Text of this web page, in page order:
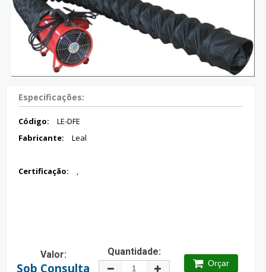
Especificações:
Código:
LE-DFE
Fabricante:
Leal
Certificação: ,
Valor:
Sob Consulta
Quantidade:
Orçar